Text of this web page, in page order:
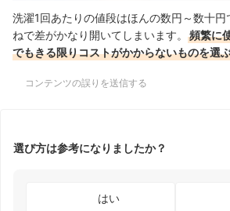
洗濯1回あたりの値段はほんの数円～数十
ねで差がかなり開いてしまいます。
頻繁に
でもきる限りコストがかからないものを選
コンテンツの誤りを送信する
選び方は参考になりましたか？
はい